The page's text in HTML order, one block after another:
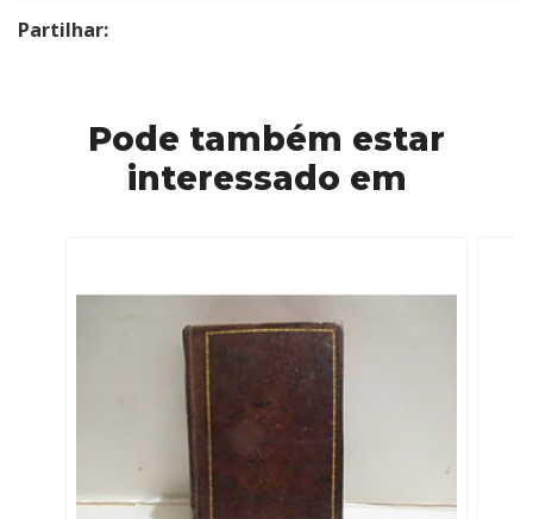
Partilhar:
Pode também estar
interessado em